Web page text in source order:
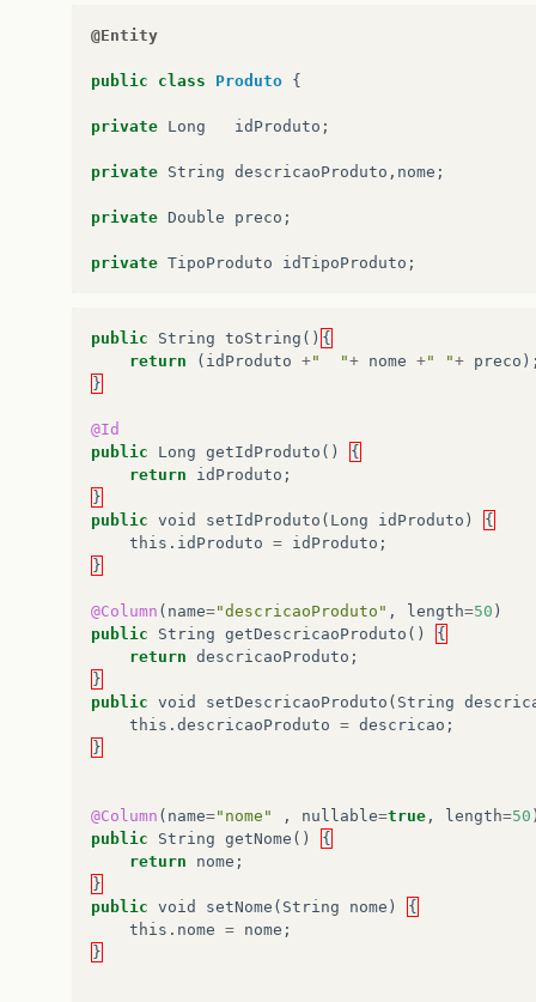
@Entity
public class Produto {
private Long idProduto ;
private String descricaoProduto , nome ;
private Double preco ;
private TipoProduto idTipoProduto ;
public String toString () {
return
( idProduto +"  "+ nome +" "+ preco
}
@Id
public
Long getIdProduto ()
{
return
idProduto ;
}
public void setIdProduto ( Long idProduto )
{
this . idProduto = idProduto ;
}
@Column ( name="descricaoProduto" , length=50 )
public
String getDescricaoProduto ()
{
return descricaoProduto ;
}
public void setDescricaoProduto ( String
this . descricaoProduto = descricao ;
}
@Column ( name="nome" , nullable=true , length=50
public
String getNome ()
{
return
nome ;
}
public void setNome ( String nome )
{
this . nome = nome ;
}